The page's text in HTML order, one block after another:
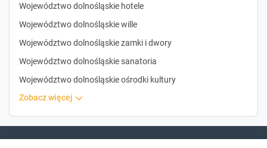
Województwo dolnośląskie hotele
Województwo dolnośląskie wille
Województwo dolnośląskie zamki i dwory
Województwo dolnośląskie sanatoria
Województwo dolnośląskie ośrodki kultury
zobacz więcej